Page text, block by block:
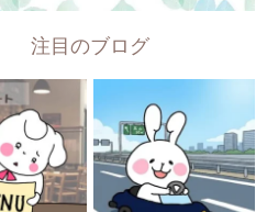
注目のブログ